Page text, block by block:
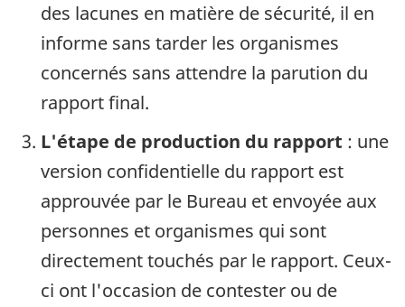
des lacunes en matière de sécurité, il en
informe sans tarder les organismes
concernés sans attendre la parution du
rapport final.
L'étape de production du rapport : une
version confidentielle du rapport est
approuvée par le Bureau et envoyée aux
personnes et organismes qui sont
directement touchés par le rapport. Ceux-
ci ont l'occasion de contester ou de